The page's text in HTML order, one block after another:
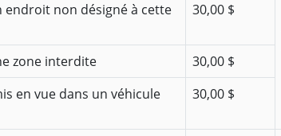
endroit non désigné à cette
30,00 $
zone interdite
30,00 $
en vue dans un véhicule
30,00 $